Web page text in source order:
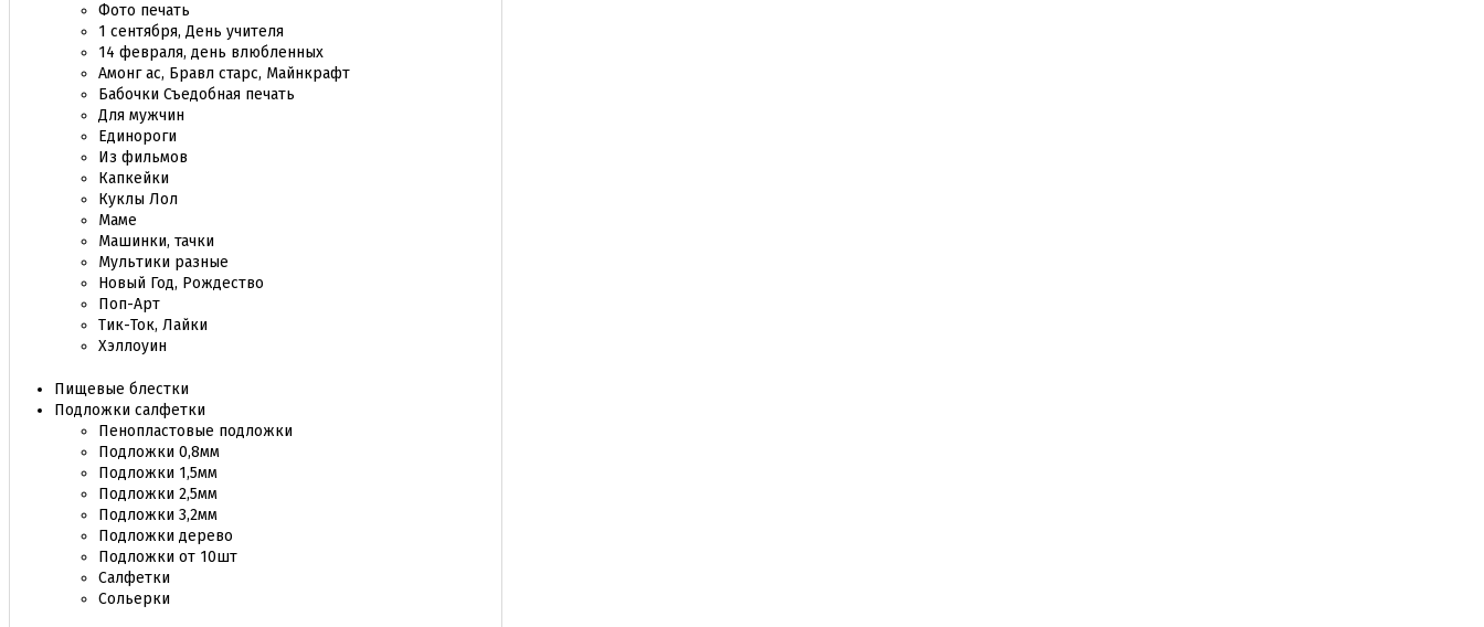
Фото печать
1 сентября, День учителя
14 февраля, день влюбленных
Амонг ас, Бравл старс, Майнкрафт
Бабочки Съедобная печать
Для мужчин
Единороги
Из фильмов
Капкейки
Куклы Лол
Маме
Машинки, тачки
Мультики разные
Новый Год, Рождество
Поп-Арт
Тик-Ток, Лайки
Хэллоуин
Пищевые блестки
Подложки салфетки
Пенопластовые подложки
Подложки 0,8мм
Подложки 1,5мм
Подложки 2,5мм
Подложки 3,2мм
Подложки дерево
Подложки от 10шт
Салфетки
Сольерки